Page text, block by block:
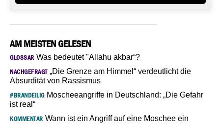
AM MEISTEN GELESEN
GLOSSAR Was bedeutet "Allahu akbar“?
NACHGEFRAGT„Die Grenze am Himmel“ verdeutlicht die
Absurdität von Rassismus
#BRANDEILIGMoscheeangriffe in Deutschland: „Die Gefahr
ist real“
KOMMENTAR Wann ist ein Angriff auf eine Moschee ein